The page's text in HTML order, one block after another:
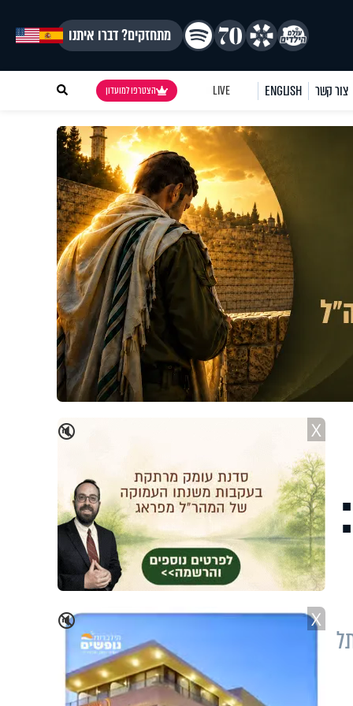
מתחזקים? דברו איתנו
צור קשר ENGLISH
LIVE הצטרפו למועדון
בבית הכנסת תהילת אביב, רחוב שרגא פרידמן 2 תל
🔇 X
🔇 X